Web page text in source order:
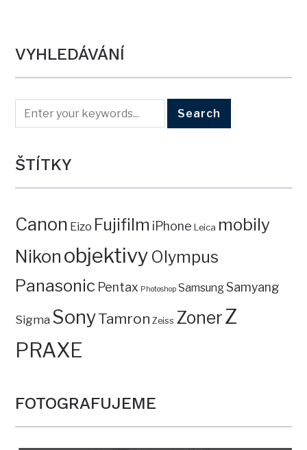
VYHLEDÁVÁNÍ
ŠTÍTKY
Canon Eizo Fujifilm iPhone Leica mobily
Nikon objektivy Olympus
Panasonic Pentax Photoshop SamsungSamyang
Sigma SonyTamron Zeiss ZonerZ
PRAXE
FOTOGRAFUJEME